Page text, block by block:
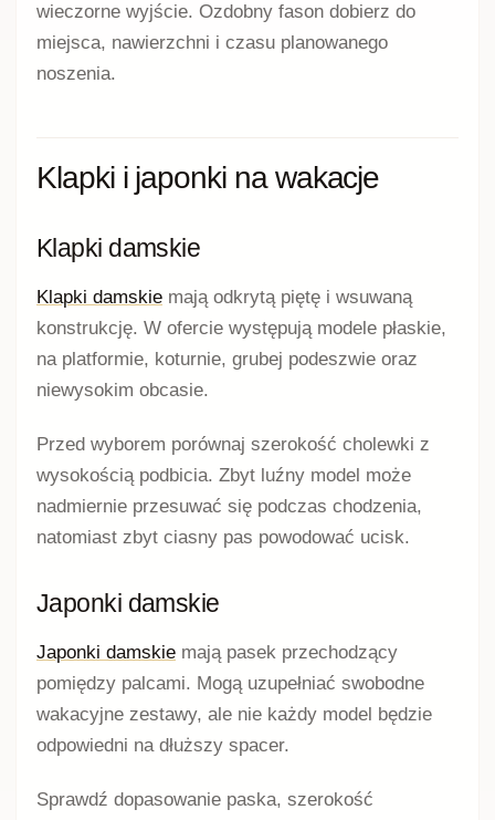
wieczorne wyjście. Ozdobny fason dobierz do
miejsca, nawierzchni i czasu planowanego
noszenia.
Klapki i japonki na wakacje
Klapki damskie
Klapki damskie mają odkrytą piętę i wsuwaną
konstrukcję. W ofercie występują modele płaskie,
na platformie, koturnie, grubej podeszwie oraz
niewysokim obcasie.
Przed wyborem porównaj szerokość cholewki z
wysokością podbicia. Zbyt luźny model może
nadmiernie przesuwać się podczas chodzenia,
natomiast zbyt ciasny pas powodować ucisk.
Japonki damskie
Japonki damskie mają pasek przechodzący
pomiędzy palcami. Mogą uzupełniać swobodne
wakacyjne zestawy, ale nie każdy model będzie
odpowiedni na dłuższy spacer.
Sprawdź dopasowanie paska, szerokość